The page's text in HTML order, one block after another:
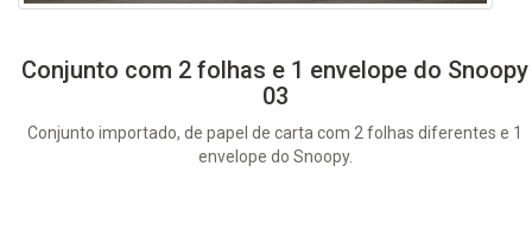
Conjunto com 2 folhas e 1 envelope do Snoopy
03
Conjunto importado, de papel de carta com 2 folhas diferentes e 1
envelope do Snoopy.